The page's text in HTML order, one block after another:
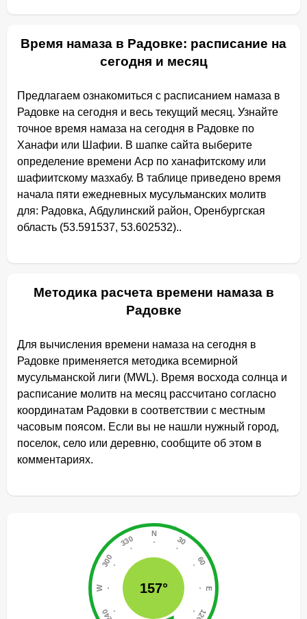
Время намаза в Радовке: расписание на
сегодня и месяц
Предлагаем ознакомиться с расписанием намаза в
Радовке на сегодня и весь текущий месяц. Узнайте
точное время намаза на сегодня в Радовке по
Ханафи или Шафии. В шапке сайта выберите
определение времени Аср по ханафитскому или
шафиитскому мазхабу. В таблице приведено время
начала пяти ежедневных мусульманских молитв
для: Радовка, Абдулинский район, Оренбургская
область (53.591537, 53.602532)..
Методика расчета времени намаза в
Радовке
Для вычисления времени намаза на сегодня в
Радовке применяется методика всемирной
мусульманской лиги (MWL). Время восхода солнца и
расписание молитв на месяц рассчитано согласно
координатам Радовки в соответствии с местным
часовым поясом. Если вы не нашли нужный город,
поселок, село или деревню, сообщите об этом в
комментариях.
157°